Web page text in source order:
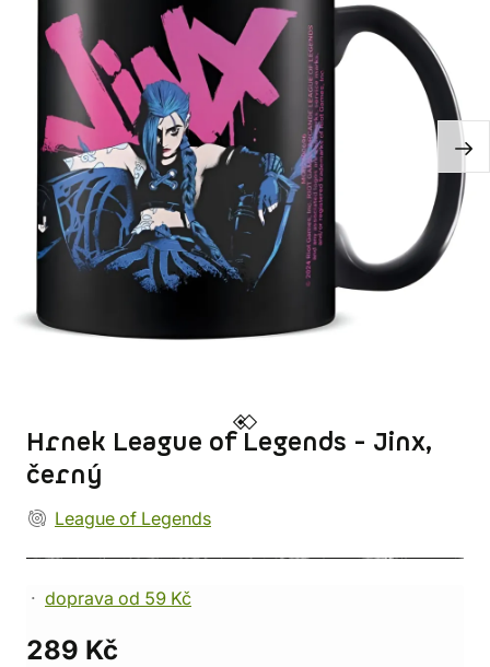
Hrnek League of Legends - Jinx,
černý
League of Legends
doprava od 59 Kč
289 Kč